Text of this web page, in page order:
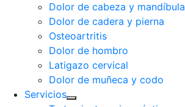
Dolor de cabeza y mandíbula
Dolor de cadera y pierna
Osteoartritis
Dolor de hombro
Latigazo cervical
Dolor de muñeca y codo
Servicios